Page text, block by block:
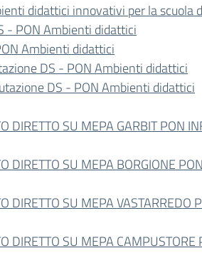
didattici innovativi per la scuola
- PON Ambienti didattici
Ambienti didattici
DS - PON Ambienti didattici
DS - PON Ambienti didattici
DIRETTO SU MEPA GARBIT PON
DIRETTO SU MEPA BORGIONE
SU MEPA VASTARREDO
DIRETTO SU MEPA CAMPUSTORE